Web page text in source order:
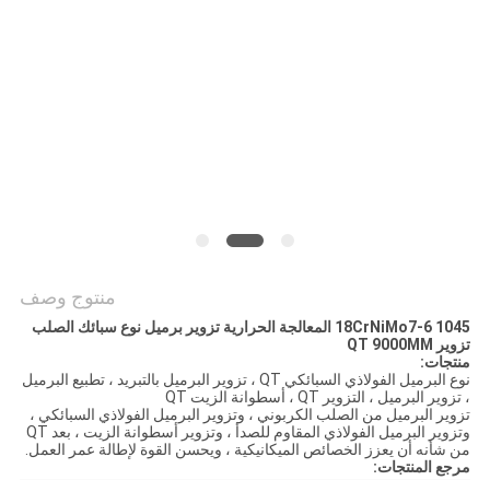
منتوج وصف
1045 18CrNiMo7-6 المعالجة الحرارية تزوير برميل نوع سبائك الصلب
تزوير QT 9000MM
منتجات:
نوع البرميل الفولاذي السبائكي QT ، تزوير البرميل بالتبريد ، تطبيع البرميل
، تزوير البرميل ، التزوير QT ، أسطوانة الزيت QT
تزوير البرميل من الصلب الكربوني ، وتزوير البرميل الفولاذي السبائكي ،
وتزوير البرميل الفولاذي المقاوم للصدأ ، وتزوير أسطوانة الزيت ، بعد QT
من شأنه أن يعزز الخصائص الميكانيكية ، ويحسن القوة لإطالة عمر العمل.
مرجع المنتجات: